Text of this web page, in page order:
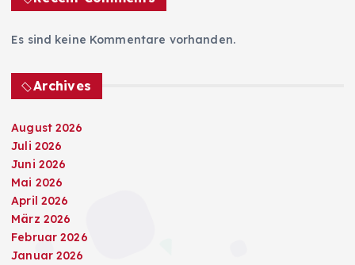
Es sind keine Kommentare vorhanden.
Archives
August 2026
Juli 2026
Juni 2026
Mai 2026
April 2026
März 2026
Februar 2026
Januar 2026